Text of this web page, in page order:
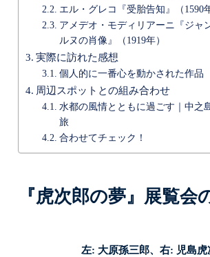
エル・グレコ『受胎告知』（1590
アメデオ・モディリアーニ『ジャ
ルヌの肖像』（1919年）
実際に訪れた感想
個人的に一番心を動かされた作品
周辺スポットとの組み合わせ
水都の風情とともに過ごす｜中之
旅
合わせてチェック！
『虎次郎の夢』展覧会
左: 大原孫三郎、右: 児島虎